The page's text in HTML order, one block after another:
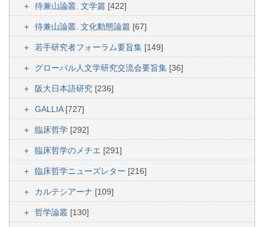
待兼山論叢. 文学篇 [422]
待兼山論叢. 文化動態論篇 [67]
若手研究者フォーラム要旨集 [149]
グローバル人文学研究交流会要旨集 [36]
阪大日本語研究 [236]
GALLIA [727]
臨床哲学 [292]
臨床哲学のメチエ [291]
臨床哲学ニューズレター [216]
カルテシアーナ [109]
哲学論叢 [130]